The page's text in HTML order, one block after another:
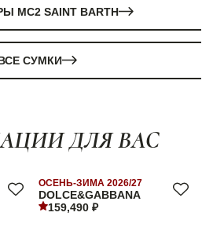
MC2 SAINT BARTH
СУМКИ
ДЛЯ ВАС
DOLCE&GABBANA
ОСЕНЬ-ЗИМА 2026/27
159,490 ₽